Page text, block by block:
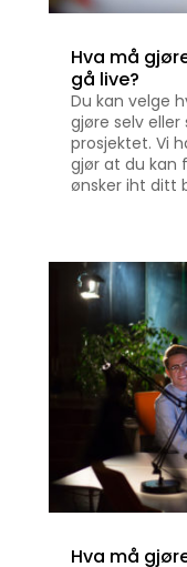
Hva må
gå live?
Du kan velge
gjøre selv
prosjektet. Vi
gjør at du kan
ønsker iht ditt
Hva må